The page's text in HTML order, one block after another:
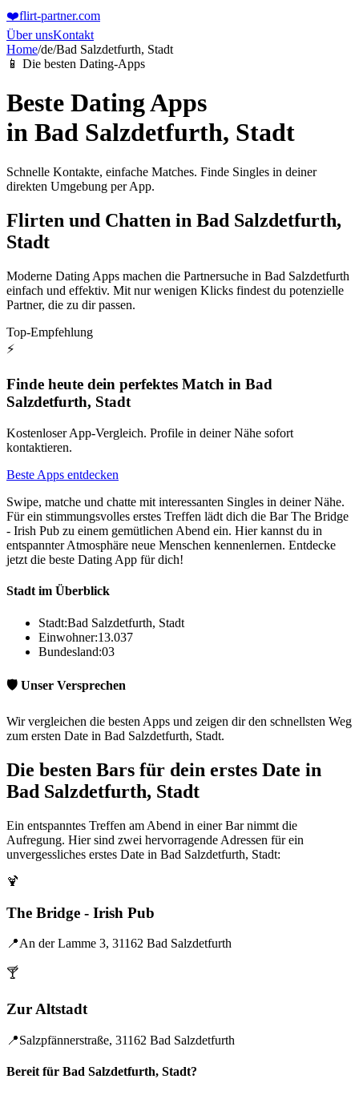
❤️flirt-partner.com
Über unsKontakt
Home/de/Bad Salzdetfurth, Stadt
📱 Die besten Dating-Apps
Beste Dating Apps
in Bad Salzdetfurth, Stadt
Schnelle Kontakte, einfache Matches. Finde Singles in deiner
direkten Umgebung per App.
Flirten und Chatten in Bad Salzdetfurth,
Stadt
Moderne Dating Apps machen die Partnersuche in Bad Salzdetfurth
einfach und effektiv. Mit nur wenigen Klicks findest du potenzielle
Partner, die zu dir passen.
Top-Empfehlung
⚡
Finde heute dein perfektes Match in Bad
Salzdetfurth, Stadt
Kostenloser App-Vergleich. Profile in deiner Nähe sofort
kontaktieren.
Beste Apps entdecken
Swipe, matche und chatte mit interessanten Singles in deiner Nähe.
Für ein stimmungsvolles erstes Treffen lädt dich die Bar The Bridge
- Irish Pub zu einem gemütlichen Abend ein. Hier kannst du in
entspannter Atmosphäre neue Menschen kennenlernen. Entdecke
jetzt die beste Dating App für dich!
Stadt im Überblick
Stadt:Bad Salzdetfurth, Stadt
Einwohner:13.037
Bundesland:03
🛡️ Unser Versprechen
Wir vergleichen die besten Apps und zeigen dir den schnellsten Weg
zum ersten Date in Bad Salzdetfurth, Stadt.
Die besten Bars für dein erstes Date in
Bad Salzdetfurth, Stadt
Ein entspanntes Treffen am Abend in einer Bar nimmt die
Aufregung. Hier sind zwei hervorragende Adressen für ein
unvergessliches erstes Date in Bad Salzdetfurth, Stadt:
🍹
The Bridge - Irish Pub
📍An der Lamme 3, 31162 Bad Salzdetfurth
🍸
Zur Altstadt
📍Salzpfännerstraße, 31162 Bad Salzdetfurth
Bereit für Bad Salzdetfurth, Stadt?